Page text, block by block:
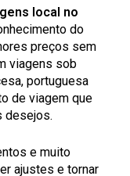
local no
do
preços sem
viagens sob
portuguesa
de viagem que
desejos.
e muito
ajustes e tornar